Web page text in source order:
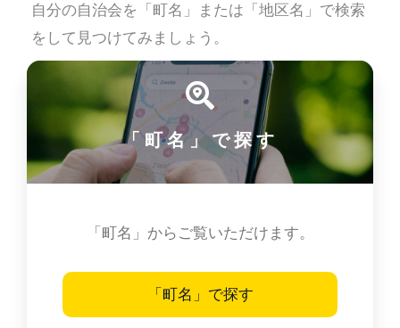
自分の自治会を「町名」または「地区名」で検索
をして見つけてみましょう。
「町名」で探す
「町名」からご覧いただけます。
「町名」で探す